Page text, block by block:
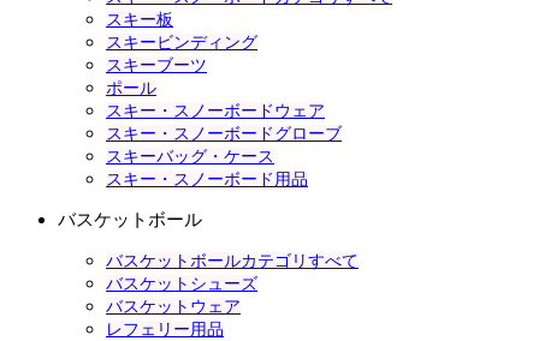
スキー板
スキービンディング
スキーブーツ
ポール
スキー・スノーボードウェア
スキー・スノーボードグローブ
スキーバッグ・ケース
スキー・スノーボード用品
バスケットボール
バスケットボールカテゴリすべて
バスケットシューズ
バスケットウェア
レフェリー用品